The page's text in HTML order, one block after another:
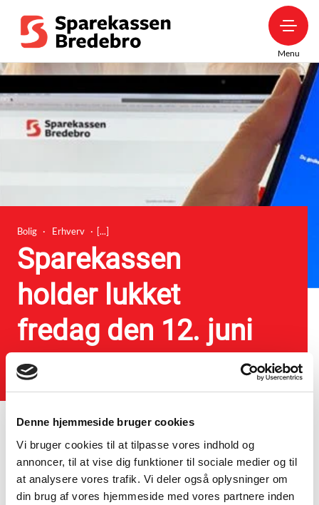
Denne hjemmeside bruger cookies
Vi bruger cookies til at tilpasse vores indhold og
annoncer, til at vise dig funktioner til sociale medier og til
at analysere vores trafik. Vi deler også oplysninger om
din brug af vores hjemmeside med vores partnere inden
Menu
Bolig Erhverv
Sparekassen
holder lukket
fredag den 12. juni
20. maj 2026
Vi holder lukket fredag den 12. juni på grund af
uddannelsesdag i Sparekassen.